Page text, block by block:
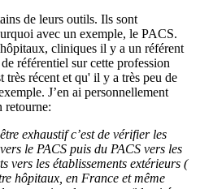
de leurs outils. Ils sont
avec un exemple, le PACS.
cliniques il y a un référent
référentiel sur cette profession
très récent et qu' il y a très peu de
J’en ai personnellement
retourne:
exhaustif c’est de vérifier les
le PACS puis du PACS vers les
vers les établissements extérieurs (
hôpitaux, en France et même